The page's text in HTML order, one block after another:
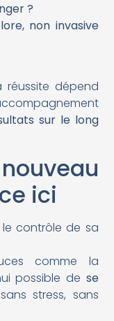
?
non invasive
dépend
sur le long
ici
le contrôle de sa
comme la
possible de se
stress, sans